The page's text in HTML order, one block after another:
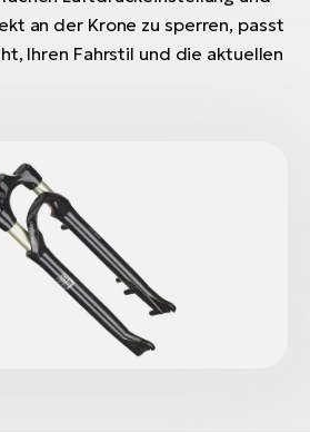
an der Krone zu sperren, passt
Ihren Fahrstil und die aktuellen